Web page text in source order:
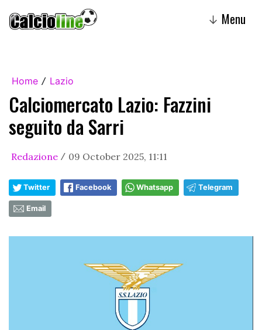
↓ Menu
Home / Lazio
Calciomercato Lazio: Fazzini
seguito da Sarri
Redazione / 09 October 2025, 11:11
Twitter Facebook Whatsapp Telegram
Email